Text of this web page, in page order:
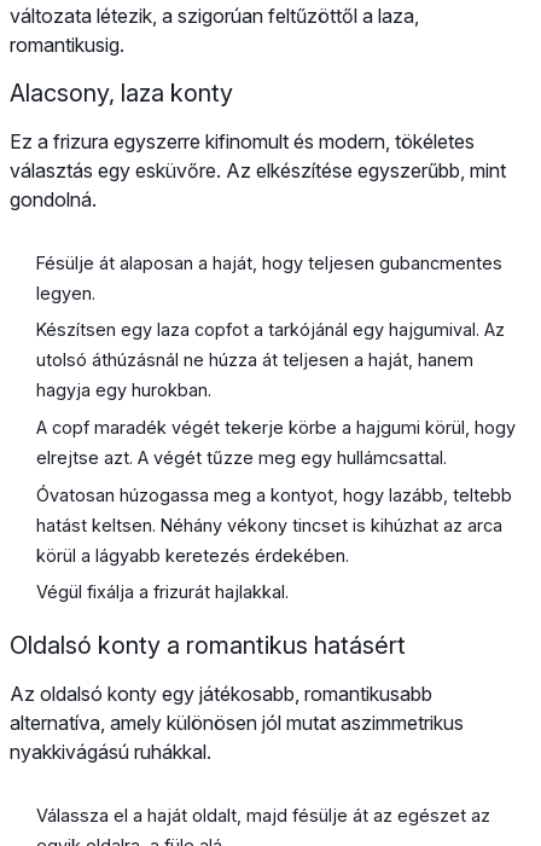
változata létezik, a szigorúan feltűzöttől a laza,
romantikusig.
Alacsony, laza konty
Ez a frizura egyszerre kifinomult és modern, tökéletes
választás egy esküvőre. Az elkészítése egyszerűbb, mint
gondolná.
Fésülje át alaposan a haját, hogy teljesen gubancmentes
legyen.
Készítsen egy laza copfot a tarkójánál egy hajgumival. Az
utolsó áthúzásnál ne húzza át teljesen a haját, hanem
hagyja egy hurokban.
A copf maradék végét tekerje körbe a hajgumi körül, hogy
elrejtse azt. A végét tűzze meg egy hullámcsattal.
Óvatosan húzogassa meg a kontyot, hogy lazább, teltebb
hatást keltsen. Néhány vékony tincset is kihúzhat az arca
körül a lágyabb keretezés érdekében.
Végül fixálja a frizurát hajlakkal.
Oldalsó konty a romantikus hatásért
Az oldalsó konty egy játékosabb, romantikusabb
alternatíva, amely különösen jól mutat aszimmetrikus
nyakkivágású ruhákkal.
Válassza el a haját oldalt, majd fésülje át az egészet az